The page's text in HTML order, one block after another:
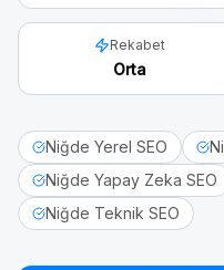
Rekabet
Orta
Niğde Yerel SEO
Niğde Yapay Zeka SEO
Niğde Teknik SEO